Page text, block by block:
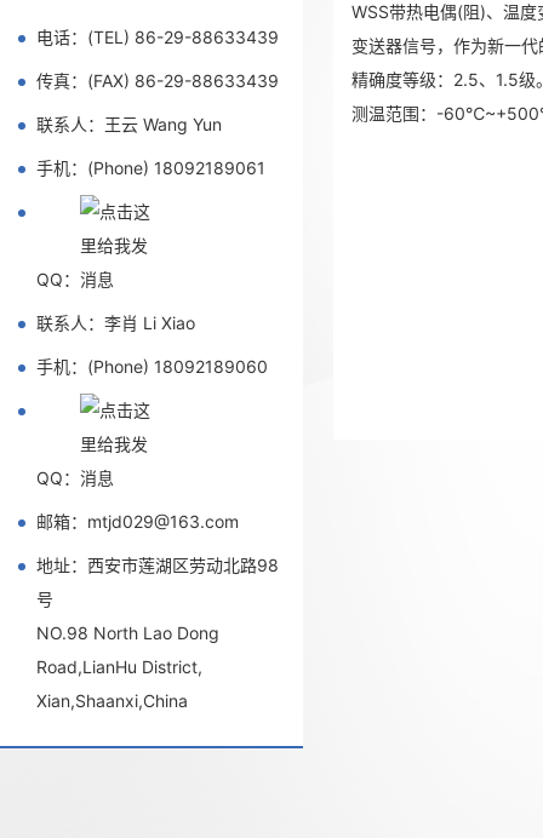
电话：(TEL) 86-29-88633439
传真：(FAX) 86-29-88633439
联系人：王云 Wang Yun
手机：(Phone) 18092189061
QQ：
联系人：李肖 Li Xiao
手机：(Phone) 18092189060
QQ：
邮箱：mtjd029@163.com
地址：西安市莲湖区劳动北路98
号
NO.98 North Lao Dong
Road,LianHu District,
Xian,Shaanxi,China
WSS带热电偶(阻)、温
变送器信号，作为新一
精确度等级：2.5、1.5
测温范围：-